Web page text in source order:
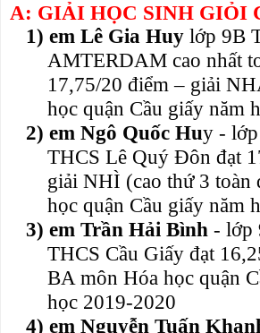
A: GIẢI HỌC SINH GIỎI
1) em Lê Gia Huy lớp 9B
AMTERDAM cao nhất
17,75/20 điểm – giải
học quận Cầu giấy năm
2) em Ngô Quốc Huy -
THCS Lê Quý Đôn đạt
giải NHÌ (cao thứ 3 toàn
học quận Cầu giấy năm
3) em Trần Hải Bình - lớp
THCS Cầu Giấy đạt
BA môn Hóa học quận
học 2019-2020
4) em Nguyễn Tuấn